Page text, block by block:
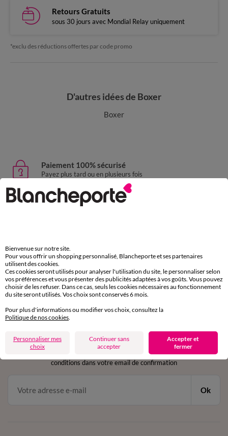
Retours Gratuits
sous 30 jours avec Mondial Relay uniquement
*exclu des réductions offertes par code promo
D'autres idées de Boxer
Boxer
Paiement 100% sécurisé
Payez plus tard ou en plusieurs fois
Livraison express
sous 30 jours avec Mondial Relay uniquement
Service clients
par chat et par téléphone
de 8h00 à 20h00 du lundi au samedi
en vous inscrivant à la newsletter
conditions dans votre email de confirmation
Ok
Bienvenue sur notre site.
Pour vous offrir un shopping personnalisé, Blancheporte et ses partenaires
utilisent des cookies.
Ces cookies seront utilisés pour analyser l'utilisation du site, le personnaliser selon
vos préférences et vous présenter des publicités adaptées à vos goûts. Vous pouvez
choisir de les refuser. Dans ce cas, seuls les cookies nécessaires au fonctionnement
du site seront utilisés. Vos choix sont conservés 6 mois.
Pour plus d'informations ou modifier vos choix, consultez la
Politique de nos cookies
Personnaliser mes
choix
Continuer sans
accepter
Accepter et
fermer